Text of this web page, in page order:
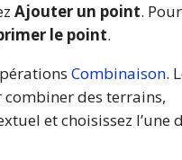
Ajouter un point. Pour
le point.
Combinaison.
des terrains,
et choisissez l’une